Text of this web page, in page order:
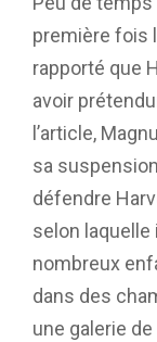
première fois
rapporté que
avoir
l’article,
sa
défendre
selon
nombreux
dans des
une galerie